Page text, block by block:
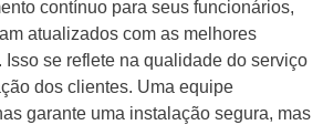
contínuo para seus funcionários,
atualizados com as melhores
Isso se reflete na qualidade do serviço
dos clientes. Uma equipe
garante uma instalação segura, mas